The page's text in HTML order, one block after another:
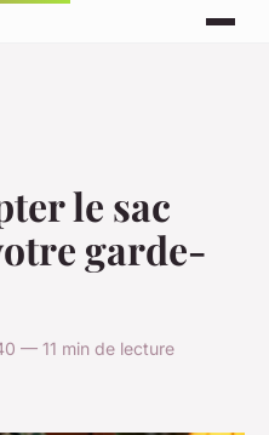
le sac
garde-
— 11 min de lecture